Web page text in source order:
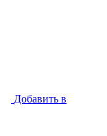
Добавить в